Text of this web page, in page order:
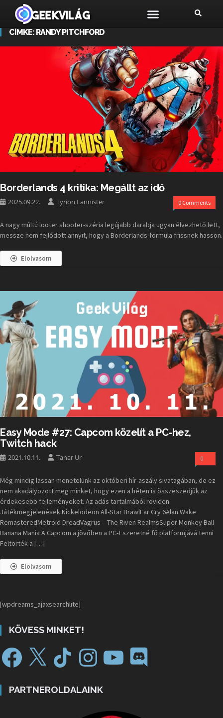
CÍMKE: RANDY PITCHFORD
Borderlands 4 kritika: Megállt az idő
2025.09.22. Tyrion Lannister 0 Comments
A nagy múltú looter shooter-széria legújabb darabja ugyan élvezhető lett,
messze nem fejlődött annyit, hogy a Borderlands-formula frissnek hasson.
Elolvasom
Easy Mode #27: Capcom közelít a PC-hez,
Twitch hack
2021.10.11. Tanar Ur 0
Még mindig lassan menetelünk az októberi hír-aszály sivatagában, de ez
nem akadályozott meg minket, hogy ezen a héten is összeszedjük az
érdekesebb fejleményeket. Az adás tartalmából röviden:
Játékmegjelenések:Nickelodeon All-Star BrawlFar Cry 6Alan Wake
RemasteredMetroid DreadVagrus – The Riven RealmsSuper Monkey Ball
Banana Mania A Capcom a jövőben a PC-t szeretné fő platformjává tenni
Feltörték a […]
Elolvasom
[wpdreams_ajaxsearchlite]
KÖVESS MINKET!
PARTNEROLDALAINK